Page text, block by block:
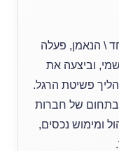
\ הנאמן, פעלה
וביצעה את
פשיטת הרגל.
של חברות
ומימוש נכסים,